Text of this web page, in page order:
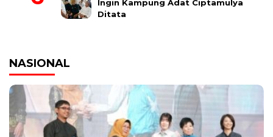
Ingin Kampung Adat Ciptamulya
Ditata
NASIONAL